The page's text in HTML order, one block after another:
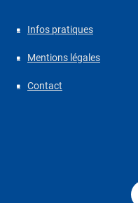
Infos pratiques
Mentions légales
Contact